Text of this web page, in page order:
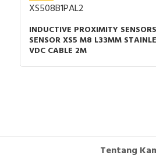
XS508B1PAL2
INDUCTIVE PROXIMITY
SENSOR XS5 M8 L33MM
VDC CABLE 2M
Tentang